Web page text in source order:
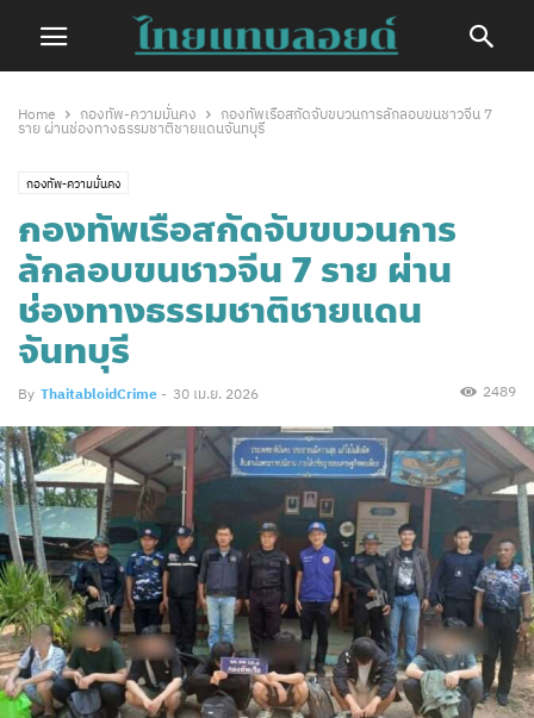
Home กองทัพ-ความมั่นคง
กองทัพเรือสกัดจับขบวนการลักลอบขนชาวจีน 7
ราย ผ่านช่องทางธรรมชาติชายแดนจันทบุรี
กองทัพ-ความมั่นคง
กองทัพเรือสกัดจับขบวนการ
ลักลอบขนชาวจีน 7 ราย ผ่าน
ช่องทางธรรมชาติชายแดน
จันทบุรี
By ThaitabloidCrime - 30 เม.ย. 2026 2489